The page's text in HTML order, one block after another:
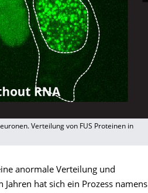
Verteilung von FUS Proteinen in
anormale Verteilung und
hat sich ein Prozess namens